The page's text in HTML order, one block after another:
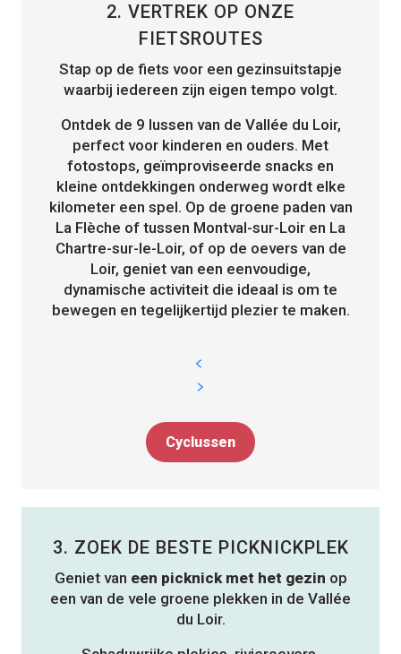
2. VERTREK OP ONZE
FIETSROUTES
Stap op de fiets voor een gezinsuitstapje
waarbij iedereen zijn eigen tempo volgt.
Ontdek de 9 lussen van de Vallée du Loir,
perfect voor kinderen en ouders. Met
fotostops, geïmproviseerde snacks en
kleine ontdekkingen onderweg wordt elke
kilometer een spel. Op de groene paden van
La Flèche of tussen Montval-sur-Loir en La
Chartre-sur-le-Loir, of op de oevers van de
Loir, geniet van een eenvoudige,
dynamische activiteit die ideaal is om te
bewegen en tegelijkertijd plezier te maken.
Cyclussen
3. ZOEK DE BESTE PICKNICKPLEK
Geniet van een picknick met het gezin op
een van de vele groene plekken in de Vallée
du Loir.